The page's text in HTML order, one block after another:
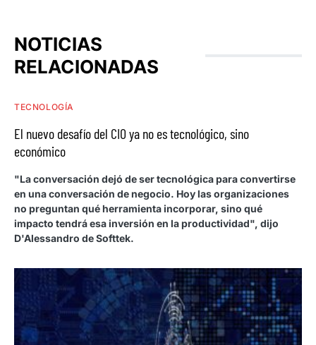
NOTICIAS
RELACIONADAS
TECNOLOGÍA
El nuevo desafío del CIO ya no es tecnológico, sino
económico
"La conversación dejó de ser tecnológica para convertirse
en una conversación de negocio. Hoy las organizaciones
no preguntan qué herramienta incorporar, sino qué
impacto tendrá esa inversión en la productividad", dijo
D'Alessandro de Softtek.